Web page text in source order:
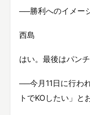
──勝利へのイメー
西島
はい。最後はパン
──今月11日に行わ
トでKOしたい」と